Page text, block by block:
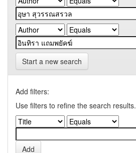
Start a new search
Add filters:
Use filters to refine the search results.